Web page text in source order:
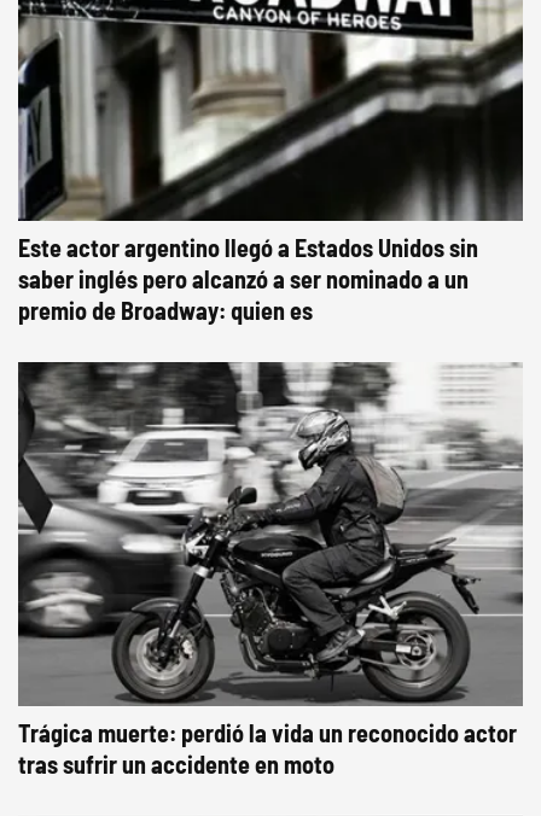
Este actor argentino llegó a Estados Unidos sin
saber inglés pero alcanzó a ser nominado a un
premio de Broadway: quien es
Trágica muerte: perdió la vida un reconocido actor
tras sufrir un accidente en moto